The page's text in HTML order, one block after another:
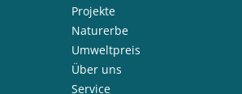
Projekte
Naturerbe
Umweltpreis
Über uns
Service